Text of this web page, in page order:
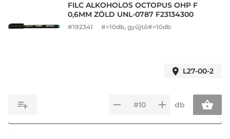
FILC ALKOHOLOS OCTOPUS OHP F
0,6MM ZÖLD UNL-0787 F23134300
#192341 #=10db, gyűjtő#=10db
L27-00-2
db